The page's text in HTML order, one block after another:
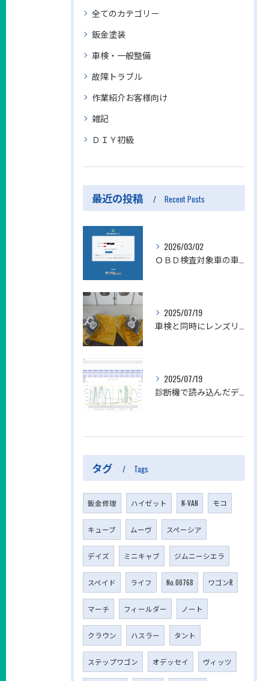
全てのカテゴリー
鈑金塗装
車検・一般整備
故障トラブル
作業紹介お客様向け
雑記
ＤＩＹ初級
最近の投稿 Recent Posts
2026/03/02
2025/07/19
2025/07/19
タグ Tags
鈑金修理 ハイゼット N-VAN モコ
キューブ ムーヴ スペーシア
デイズ ミニキャブ ジムニーシエラ
スペイド ライフ No.00768 ワゴンR
マーチ フィールダー ノート
クラウン ハスラー タント
ステップワゴン オデッセイ ヴィッツ